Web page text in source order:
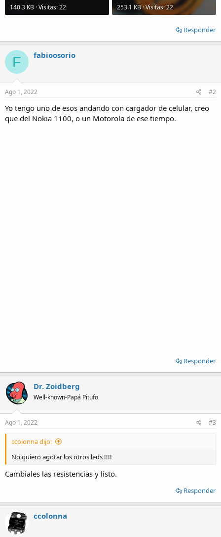
140.3 KB · Visitas: 22
253.1 KB · Visitas: 22
Responder
F fabioosorio
Ago 1, 2022 #2
Yo tengo uno de esos andando con cargador de celular, creo
que del Nokia 1100, o un Motorola de ese tiempo.
Responder
Dr. Zoidberg
Well-known-Papá Pitufo
Ago 1, 2022 #3
ccolonna dijo:
No quiero agotar los otros leds !!!!
Cambiales las resistencias y listo.
Responder
ccolonna